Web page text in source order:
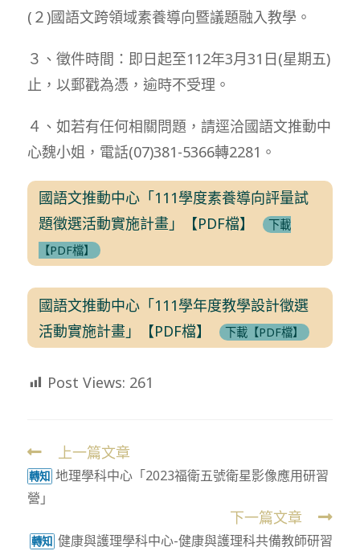
(２)國語文跨領域素養導向暨議題融入教學。
３、徵件時間：即日起至112年3月31日(星期五)
止，以郵戳為憑，逾時不受理。
４、如若有任何相關問題，請逕洽國語文推動中
心魏小姐，電話(07)381-5366轉2281。
國語文推動中心「111學度素養導向評量試
題徵選活動實施計畫」【PDF檔】
下載
【PDF檔】
國語文推動中心「111學年度教學設計徵選
活動實施計畫」【PDF檔】
下載【PDF檔】
Post Views: 261
Read
more
articles
上一篇文章
轉知 地理學科中心「2023福衛五號衛星影像應用研習
營」
下一篇文章
轉知 健康與護理學科中心-健康與護理科共備教師研習